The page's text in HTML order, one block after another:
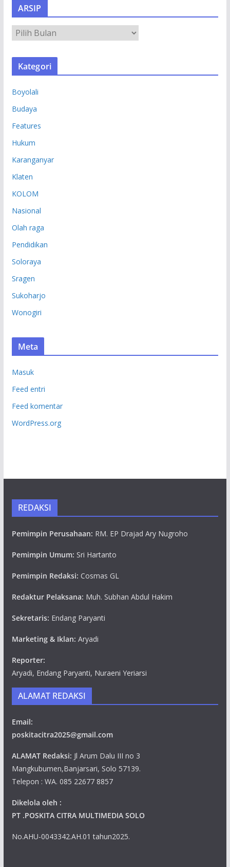
ARSIP
R
S
Kategori
Boyolali
Budaya
Features
Hukum
Karanganyar
Klaten
KOLOM
Nasional
Olah raga
Pendidikan
Soloraya
Sragen
Sukoharjo
Wonogiri
Meta
Masuk
Feed entri
Feed komentar
WordPress.org
REDAKSI
Pemimpin Perusahaan: RM. EP Drajad Ary Nugroho
Pemimpin Umum: Sri Hartanto
Pemimpin Redaksi: Cosmas GL
Redaktur Pelaksana: Muh. Subhan Abdul Hakim
Sekretaris: Endang Paryanti
Marketing & Iklan: Aryadi
Reporter:
Aryadi, Endang Paryanti, Nuraeni Yeriarsi
ALAMAT REDAKSI
Email:
poskitacitra2025@gmail.com
ALAMAT Redaksi: Jl Arum Dalu III no 3
Mangkubumen,Banjarsari, Solo 57139.
Telepon : WA. 085 22677 8857
Dikelola oleh :
PT .POSKITA CITRA MULTIMEDIA SOLO
No.AHU-0043342.AH.01 tahun2025.